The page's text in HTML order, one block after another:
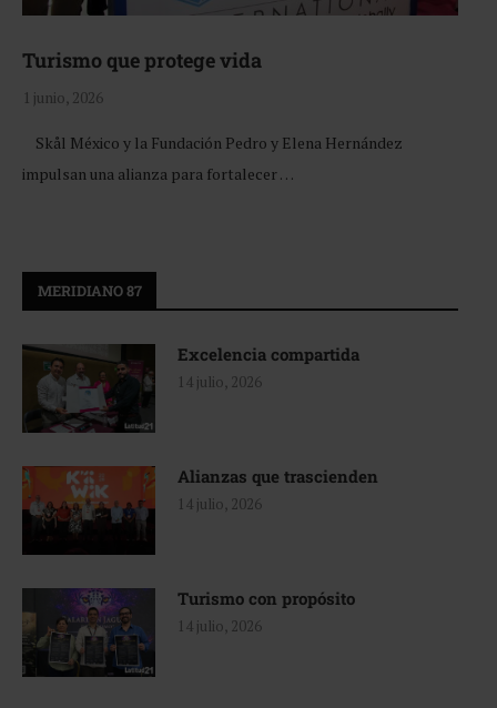
Turismo que protege vida
1 junio, 2026
Skål México y la Fundación Pedro y Elena Hernández
impulsan una alianza para fortalecer …
MERIDIANO 87
Excelencia compartida
14 julio, 2026
Alianzas que trascienden
14 julio, 2026
Turismo con propósito
14 julio, 2026